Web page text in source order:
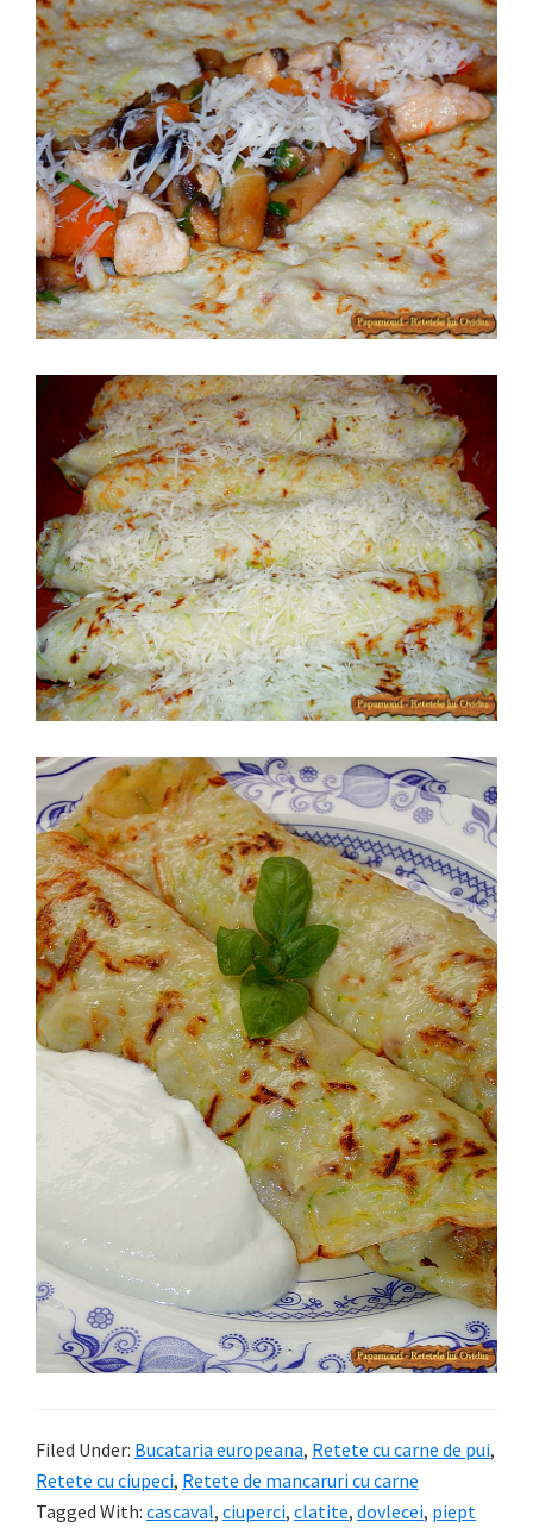
Filed Under: Bucataria europeana, Retete cu carne de pui,
Retete cu ciupeci, Retete de mancaruri cu carne
Tagged With: cascaval, ciuperci, clatite, dovlecei, piept